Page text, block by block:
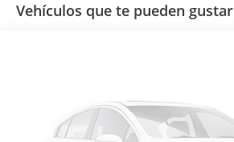
Vehículos que te pueden gustar